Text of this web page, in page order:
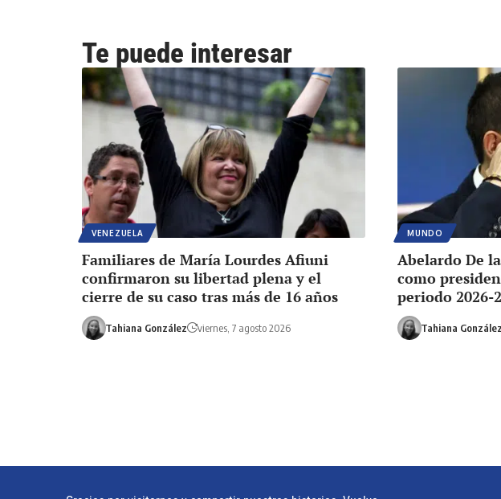
Te puede interesar
VENEZUELA
Familiares de María Lourdes Afiuni
confirmaron su libertad plena y el
cierre de su caso tras más de 16 años
Tahiana González viernes, 7 agosto 2026
MUNDO
Abelardo De
como
periodo 2026-
Tahiana González